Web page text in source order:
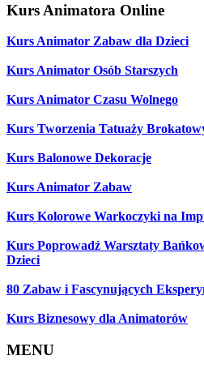
Kurs Animatora Online
Kurs Animator Zabaw dla Dzieci
Kurs Animator Osób Starszych
Kurs Animator Czasu Wolnego
Kurs Tworzenia Tatuaży
Kurs Balonowe Dekoracje
Kurs Animator Zabaw
Kurs Kolorowe Warkoczyki na
Kurs Poprowadź Warsztaty
Dzieci
80 Zabaw i Fascynujących
Kurs Biznesowy dla Animatorów
MENU